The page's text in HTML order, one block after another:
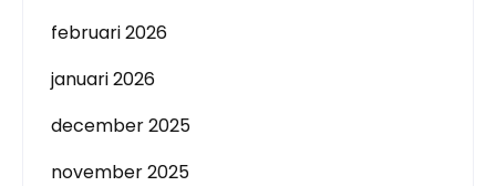
februari 2026
januari 2026
december 2025
november 2025